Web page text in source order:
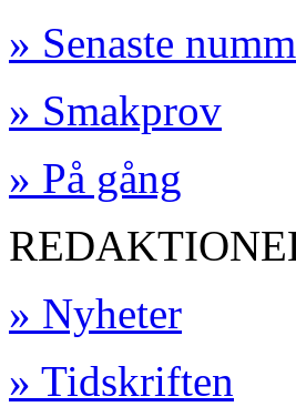
» Senaste
» Smakprov
» På gång
» Nyheter
» Tidskriften